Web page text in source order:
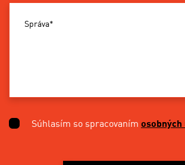
Správa*
Súhlasím so spracovaním osobných